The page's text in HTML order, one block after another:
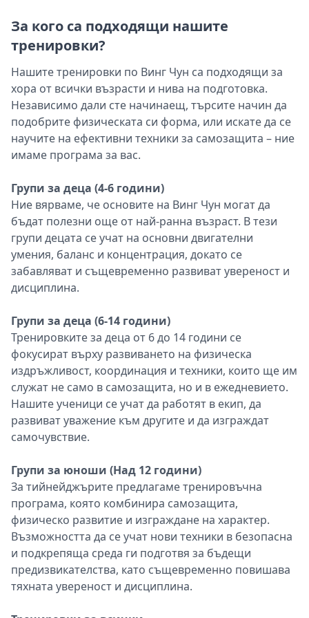
За кого са подходящи нашите
тренировки?
Нашите тренировки по Винг Чун са подходящи за
хора от всички възрасти и нива на подготовка.
Независимо дали сте начинаещ, търсите начин да
подобрите физическата си форма, или искате да се
научите на ефективни техники за самозащита – ние
имаме програма за вас.
Групи за деца (4-6 години)
Ние вярваме, че основите на Винг Чун могат да
бъдат полезни още от най-ранна възраст. В тези
групи децата се учат на основни двигателни
умения, баланс и концентрация, докато се
забавляват и същевременно развиват увереност и
дисциплина.
Групи за деца (6-14 години)
Тренировките за деца от 6 до 14 години се
фокусират върху развиването на физическа
издръжливост, координация и техники, които ще им
служат не само в самозащита, но и в ежедневието.
Нашите ученици се учат да работят в екип, да
развиват уважение към другите и да изграждат
самочувствие.
Групи за юноши (Над 12 години)
За тийнейджърите предлагаме тренировъчна
програма, която комбинира самозащита,
физическо развитие и изграждане на характер.
Възможността да се учат нови техники в безопасна
и подкрепяща среда ги подготвя за бъдещи
предизвикателства, като същевременно повишава
тяхната увереност и дисциплина.